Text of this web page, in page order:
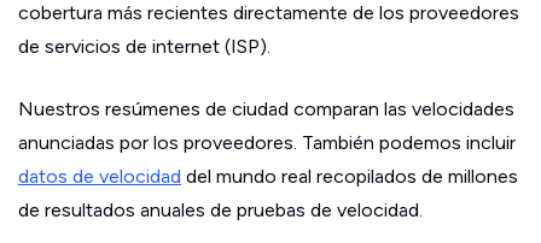
cobertura más recientes directamente de los proveedores
de servicios de internet (ISP).
Nuestros resúmenes de ciudad comparan las velocidades
anunciadas por los proveedores. También podemos incluir
datos de velocidad del mundo real recopilados de millones
de resultados anuales de pruebas de velocidad.